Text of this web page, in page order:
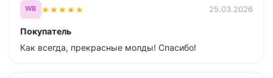
WB ★★★★★ 25.03.2026
Покупатель
Как всегда, прекрасные молды! Спасибо!